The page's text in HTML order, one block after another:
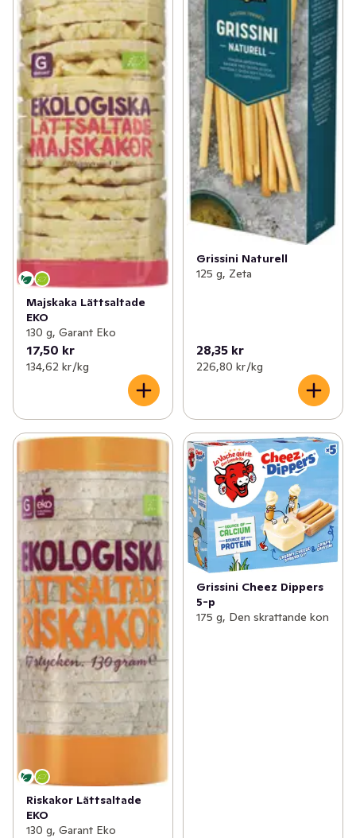
Majskaka Lättsaltade
EKO
130 g, Garant Eko
17,50 kr
134,62 kr /kg
Grissini Naturell
125 g, Zeta
28,35 kr
226,80 kr /kg
Riskakor Lättsaltade
EKO
130 g, Garant Eko
Grissini Cheez Dippers
5-p
175 g, Den skrattande kon